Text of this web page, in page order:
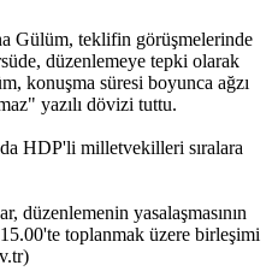
Gülüm, teklifin görüşmelerinde
düzenlemeye tepki olarak
konuşma süresi boyunca ağzı
yazılı dövizi tuttu.
HDP'li milletvekilleri sıralara
yasalaşmasının
toplanmak üzere birleşimi